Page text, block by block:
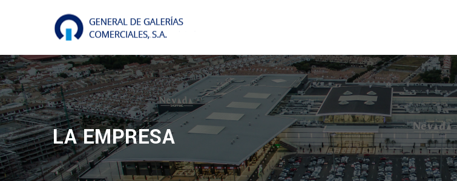
LA EMPRESA